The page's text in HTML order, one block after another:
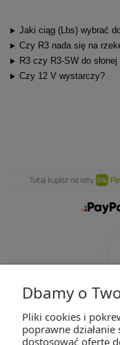
Jaki ciąg (Lbs) wybrać
Czy R3 nada się na
R3 czy R3-SW do słonej
Czy 12 V wystarczy?
Dbamy o
Pliki cookies i
poprawne
dostosować ofertę